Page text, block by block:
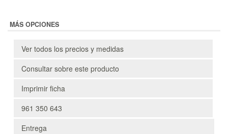
MÁS OPCIONES
Ver todos los precios y medidas
Consultar sobre este producto
Imprimir ficha
961 350 643
Entrega